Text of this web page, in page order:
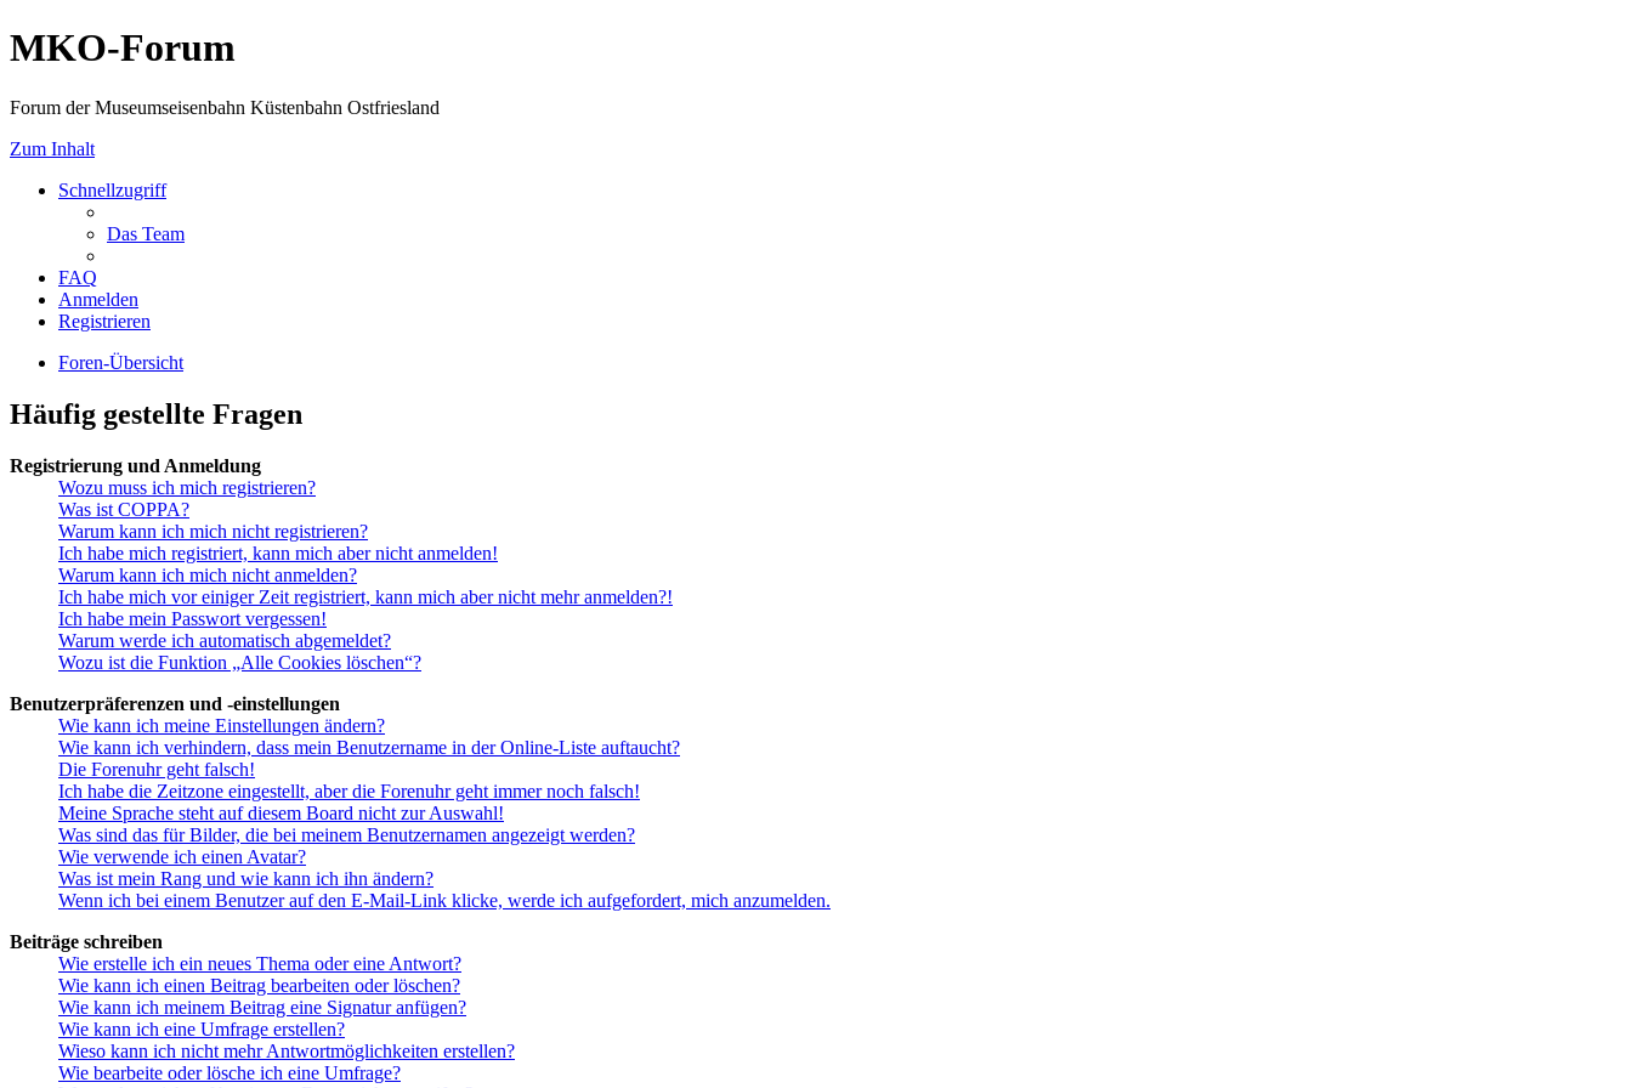
MKO-Forum
Forum der Museumseisenbahn Küstenbahn Ostfriesland
Zum Inhalt
Schnellzugriff
Das Team
FAQ
Anmelden
Registrieren
Foren-Übersicht
Häufig gestellte Fragen
Registrierung und Anmeldung
Wozu muss ich mich registrieren?
Was ist COPPA?
Warum kann ich mich nicht registrieren?
Ich habe mich registriert, kann mich aber nicht anmelden!
Warum kann ich mich nicht anmelden?
Ich habe mich vor einiger Zeit registriert, kann mich aber nicht mehr anmelden?!
Ich habe mein Passwort vergessen!
Warum werde ich automatisch abgemeldet?
Wozu ist die Funktion „Alle Cookies löschen“?
Benutzerpräferenzen und -einstellungen
Wie kann ich meine Einstellungen ändern?
Wie kann ich verhindern, dass mein Benutzername in der Online-Liste auftaucht?
Die Forenuhr geht falsch!
Ich habe die Zeitzone eingestellt, aber die Forenuhr geht immer noch falsch!
Meine Sprache steht auf diesem Board nicht zur Auswahl!
Was sind das für Bilder, die bei meinem Benutzernamen angezeigt werden?
Wie verwende ich einen Avatar?
Was ist mein Rang und wie kann ich ihn ändern?
Wenn ich bei einem Benutzer auf den E-Mail-Link klicke, werde ich aufgefordert, mich anzumelden.
Beiträge schreiben
Wie erstelle ich ein neues Thema oder eine Antwort?
Wie kann ich einen Beitrag bearbeiten oder löschen?
Wie kann ich meinem Beitrag eine Signatur anfügen?
Wie kann ich eine Umfrage erstellen?
Wieso kann ich nicht mehr Antwortmöglichkeiten erstellen?
Wie bearbeite oder lösche ich eine Umfrage?